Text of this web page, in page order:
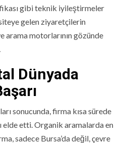
gibi teknik iyileştirmeler
siteye gelen ziyaretçilerin
motorlarının gözünde
Dünyada
sonucunda, firma kısa sürede
etti. Organik aramalarda en
sadece Bursa’da değil, çevre